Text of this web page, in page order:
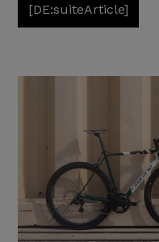
[DE:suiteArticle]